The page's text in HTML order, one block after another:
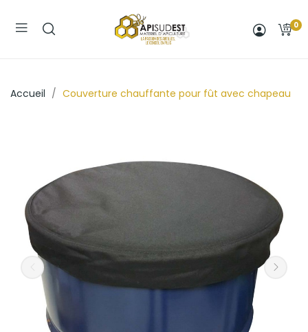
0
Accueil Couverture chauffante pour fût avec chapeau